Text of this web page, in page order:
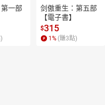
一部
剑傲重生：第五部
【電子書】
$315
1 % (賺3點)